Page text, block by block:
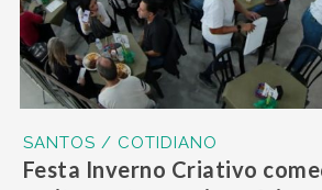
SANTOS / COTIDIANO
Festa Inverno Criativo